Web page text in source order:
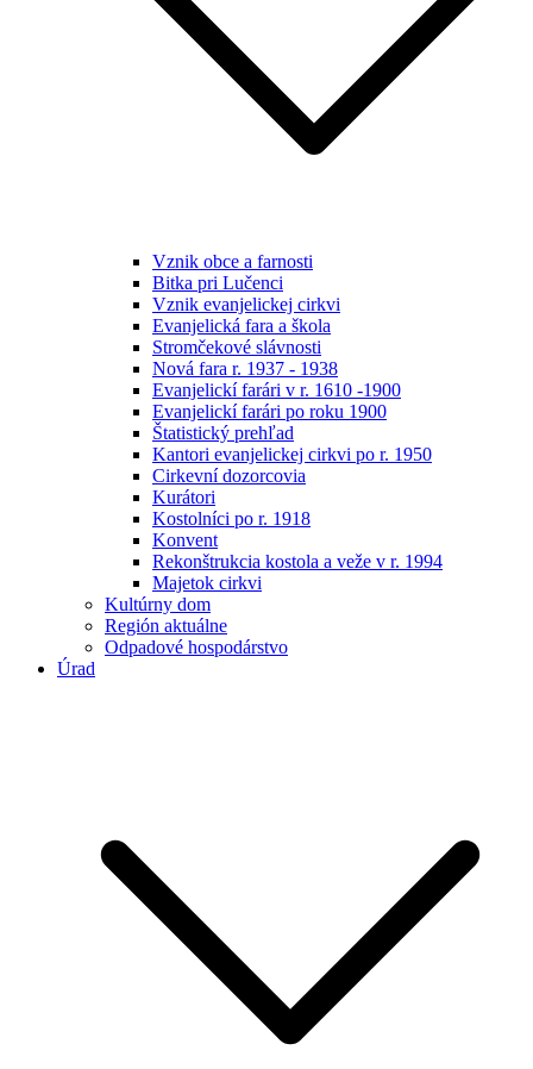
Vznik obce a farnosti
Bitka pri Lučenci
Vznik evanjelickej cirkvi
Evanjelická fara a škola
Stromčekové slávnosti
Nová fara r. 1937 - 1938
Evanjelickí farári v r. 1610 -1900
Evanjelickí farári po roku 1900
Štatistický prehľad
Kantori evanjelickej cirkvi po r. 1950
Cirkevní dozorcovia
Kurátori
Kostolníci po r. 1918
Konvent
Rekonštrukcia kostola a veže v r. 1994
Majetok cirkvi
Kultúrny dom
Región aktuálne
Odpadové hospodárstvo
Úrad